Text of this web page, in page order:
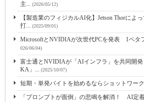
主... (2026/05/12)
【製造業のフィジカルAI化】Jetson Thorによ
打... (2025/09/01)
MicrosoftとNVIDIAが次世代PCを発表 1ペタ
026/06/04)
富士通とNVIDIAが「AIインフラ」を共同開
KA」... (2025/10/07)
短期・単発バイトを始めるならショットワー
「プロンプトが面倒」の悲鳴を解消！ AI定